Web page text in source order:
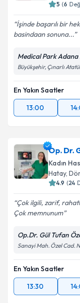
5 (6
İşinde başarılı bir
basindaan sonuna...
Medical Park Adana
Büyükşehir, Çınarlı
En Yakın Saatler
13:00
Op. Dr.
Kadın
Hatay,
4.9 (24
Çok ilgili, zarif,
Çok memnunum
Op.Dr. Gül Tufan
Sanayi Mah. Özel Cad.
En Yakın Saatler
13:30